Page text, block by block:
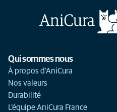
Qui sommes nous
À propos d'AniCura
Nos valeurs
Durabilité
L'équipe AniCura France